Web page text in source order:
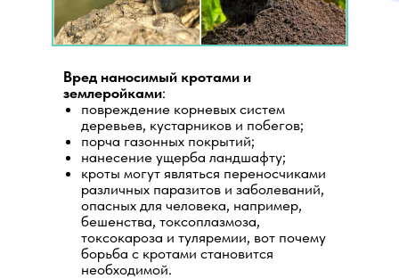
Вред наносимый кротами и
землеройками:
повреждение корневых систем
деревьев, кустарников и побегов;
порча газонных покрытий;
нанесение ущерба ландшафту;
кроты могут являться переносчиками
различных паразитов и заболеваний,
опасных для человека, например,
бешенства, токсоплазмоза,
токсокароза и туляремии, вот почему
борьба с кротами становится
необходимой.